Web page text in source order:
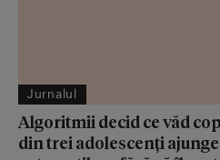
Jurnalul
Algoritmii decid ce văd
din trei adolescenți